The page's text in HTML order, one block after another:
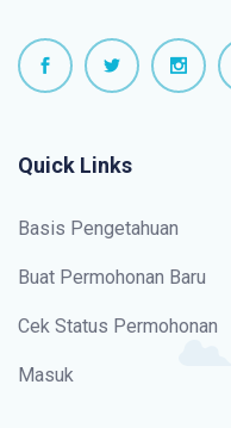
Quick Links
Basis Pengetahuan
Buat Permohonan Baru
Cek Status Permohonan
Masuk